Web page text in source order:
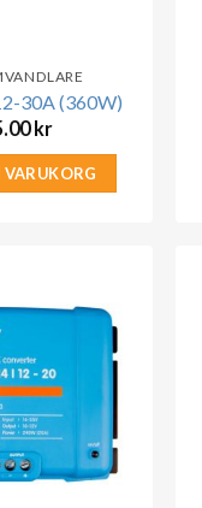
30A (360W)
kr
VARUKORG